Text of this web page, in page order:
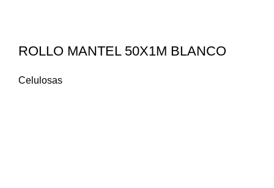
ROLLO MANTEL 50X1M BLANCO
Celulosas